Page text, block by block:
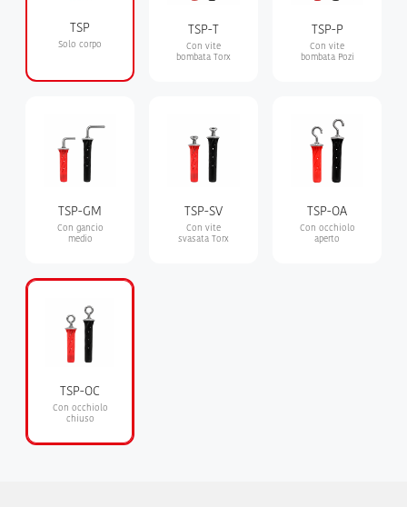
TSP
Solo corpo
TSP-T
Con vite
bombata Torx
TSP-P
Con vite
bombata Pozi
TSP-GM
Con gancio
medio
TSP-SV
Con vite
svasata Torx
TSP-OA
Con occhiolo
aperto
TSP-OC
Con occhiolo
chiuso